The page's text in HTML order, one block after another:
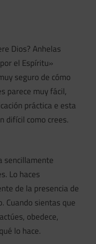
Dios? Anhelas
el Espíritu»
seguro de cómo
parece muy fácil,
práctica e esta
difícil como crees.
sencillamente
Lo haces
de la presencia de
Cuando sientas que
obedece,
lo hace.